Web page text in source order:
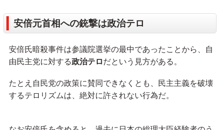
安倍元首相への銃撃は政治テロ
安倍氏暗殺事件は参議院選挙の最中であったことから、自
由民主党に対する政治テロだという見方がある。
たとえ自民党の政策に賛同できなくとも、民主主義を破壊
するテロリズムは、絶対に許されない行為だ。